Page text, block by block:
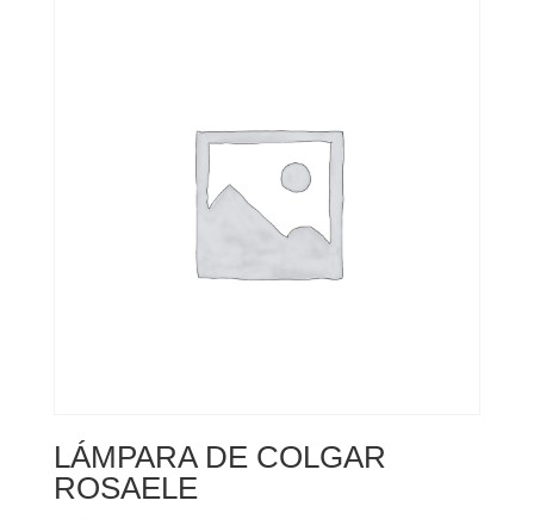
LÁMPARA DE COLGAR
ROSAELE